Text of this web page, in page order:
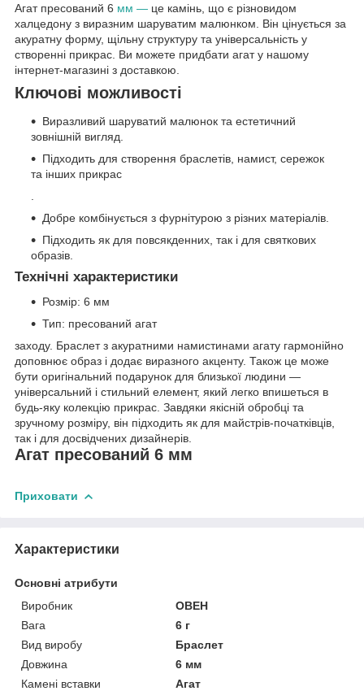
Агат пресований 6 мм — це камінь, що є різновидом
халцедону з виразним шаруватим малюнком. Він цінується за
акуратну форму, щільну структуру та універсальність у
створенні прикрас. Ви можете придбати агат у нашому
інтернет-магазині з доставкою.
Ключові можливості
Виразливий шаруватий малюнок та естетичний
зовнішній вигляд.
Підходить для створення браслетів, намист, сережок
та інших прикрас
.
Добре комбінується з фурнітурою з різних матеріалів.
Підходить як для повсякденних, так і для святкових
образів.
Технічні характеристики
Розмір: 6 мм
Тип: пресований агат
заходу. Браслет з акуратними намистинами агату гармонійно
доповнює образ і додає виразного акценту. Також це може
бути оригінальний подарунок для близької людини —
універсальний і стильний елемент, який легко впишеться в
будь-яку колекцію прикрас. Завдяки якісній обробці та
зручному розміру, він підходить як для майстрів-початківців,
так і для досвідчених дизайнерів.
Агат пресований 6 мм
Приховати
Характеристики
Основні атрибути
Виробник
ОВЕН
Вага
6 г
Вид виробу
Браслет
Довжина
6 мм
Камені вставки
Агат